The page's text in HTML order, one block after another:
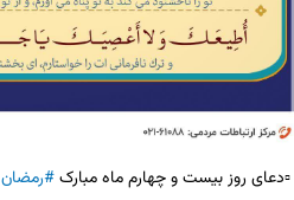
▫️دعای روز بیست و چهارم ماه مبارک #رمضان